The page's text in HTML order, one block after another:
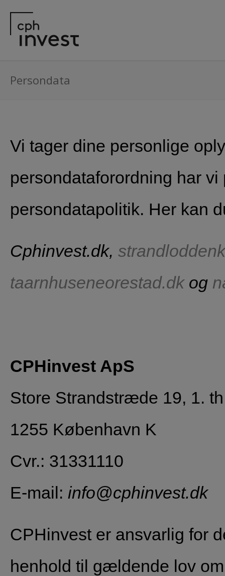
Persondata
Vi tager dine personlige
persondataforordning har
persondatapolitik. Her kan
Cphinvest.dk,
taarnhuseneorestad.dkog
CPHinvest ApS
Store Strandstræde 19, 1. th
1255 København K
Cvr.: 31331110
E-mail: info@cphinvest.dk
CPHinvest er ansvarlig for
henhold til gældende lov